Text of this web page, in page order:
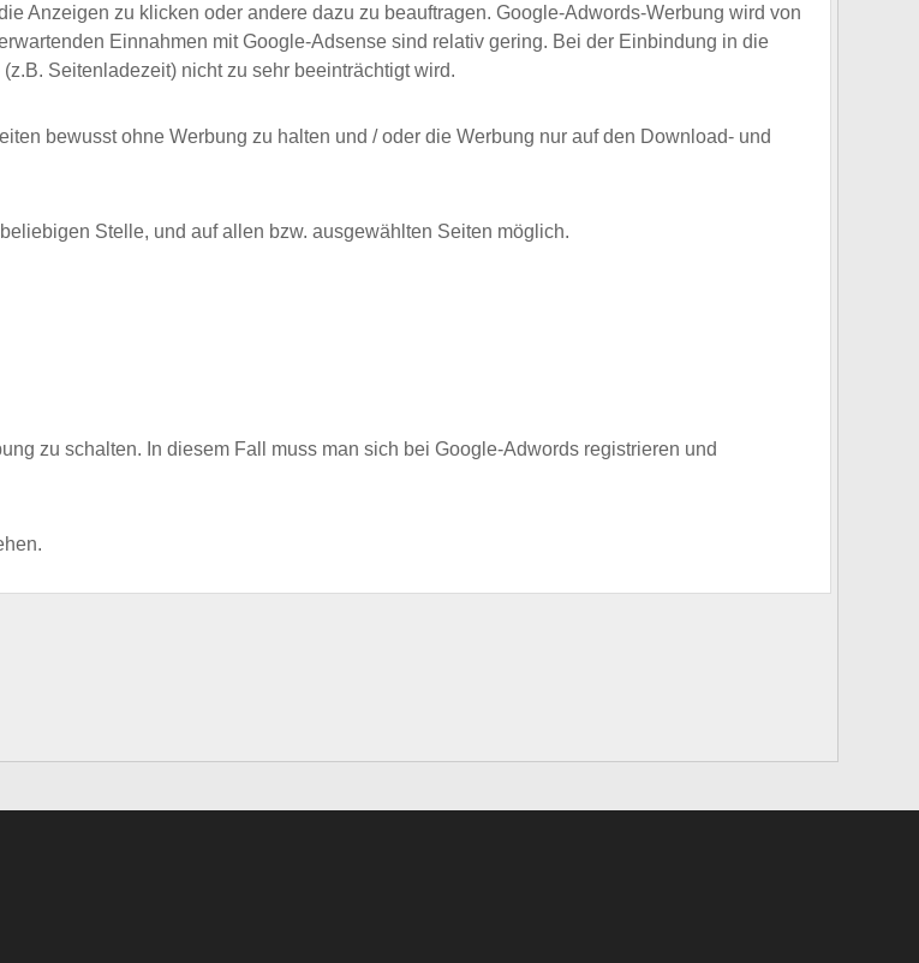
Anzeigen zu klicken oder andere dazu zu beauftragen. Google-Adwords-Werbung wird von
Einnahmen mit Google-Adsense sind relativ gering. Bei der Einbindung in die
Seitenladezeit) nicht zu sehr beeinträchtigt wird.
bewusst ohne Werbung zu halten und / oder die Werbung nur auf den Download- und
Stelle, und auf allen bzw. ausgewählten Seiten möglich.
zu schalten. In diesem Fall muss man sich bei Google-Adwords registrieren und